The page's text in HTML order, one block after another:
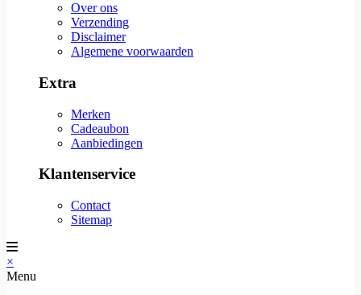
Over ons
Verzending
Disclaimer
Algemene voorwaarden
Extra
Merken
Cadeaubon
Aanbiedingen
Klantenservice
Contact
Sitemap
×
Menu